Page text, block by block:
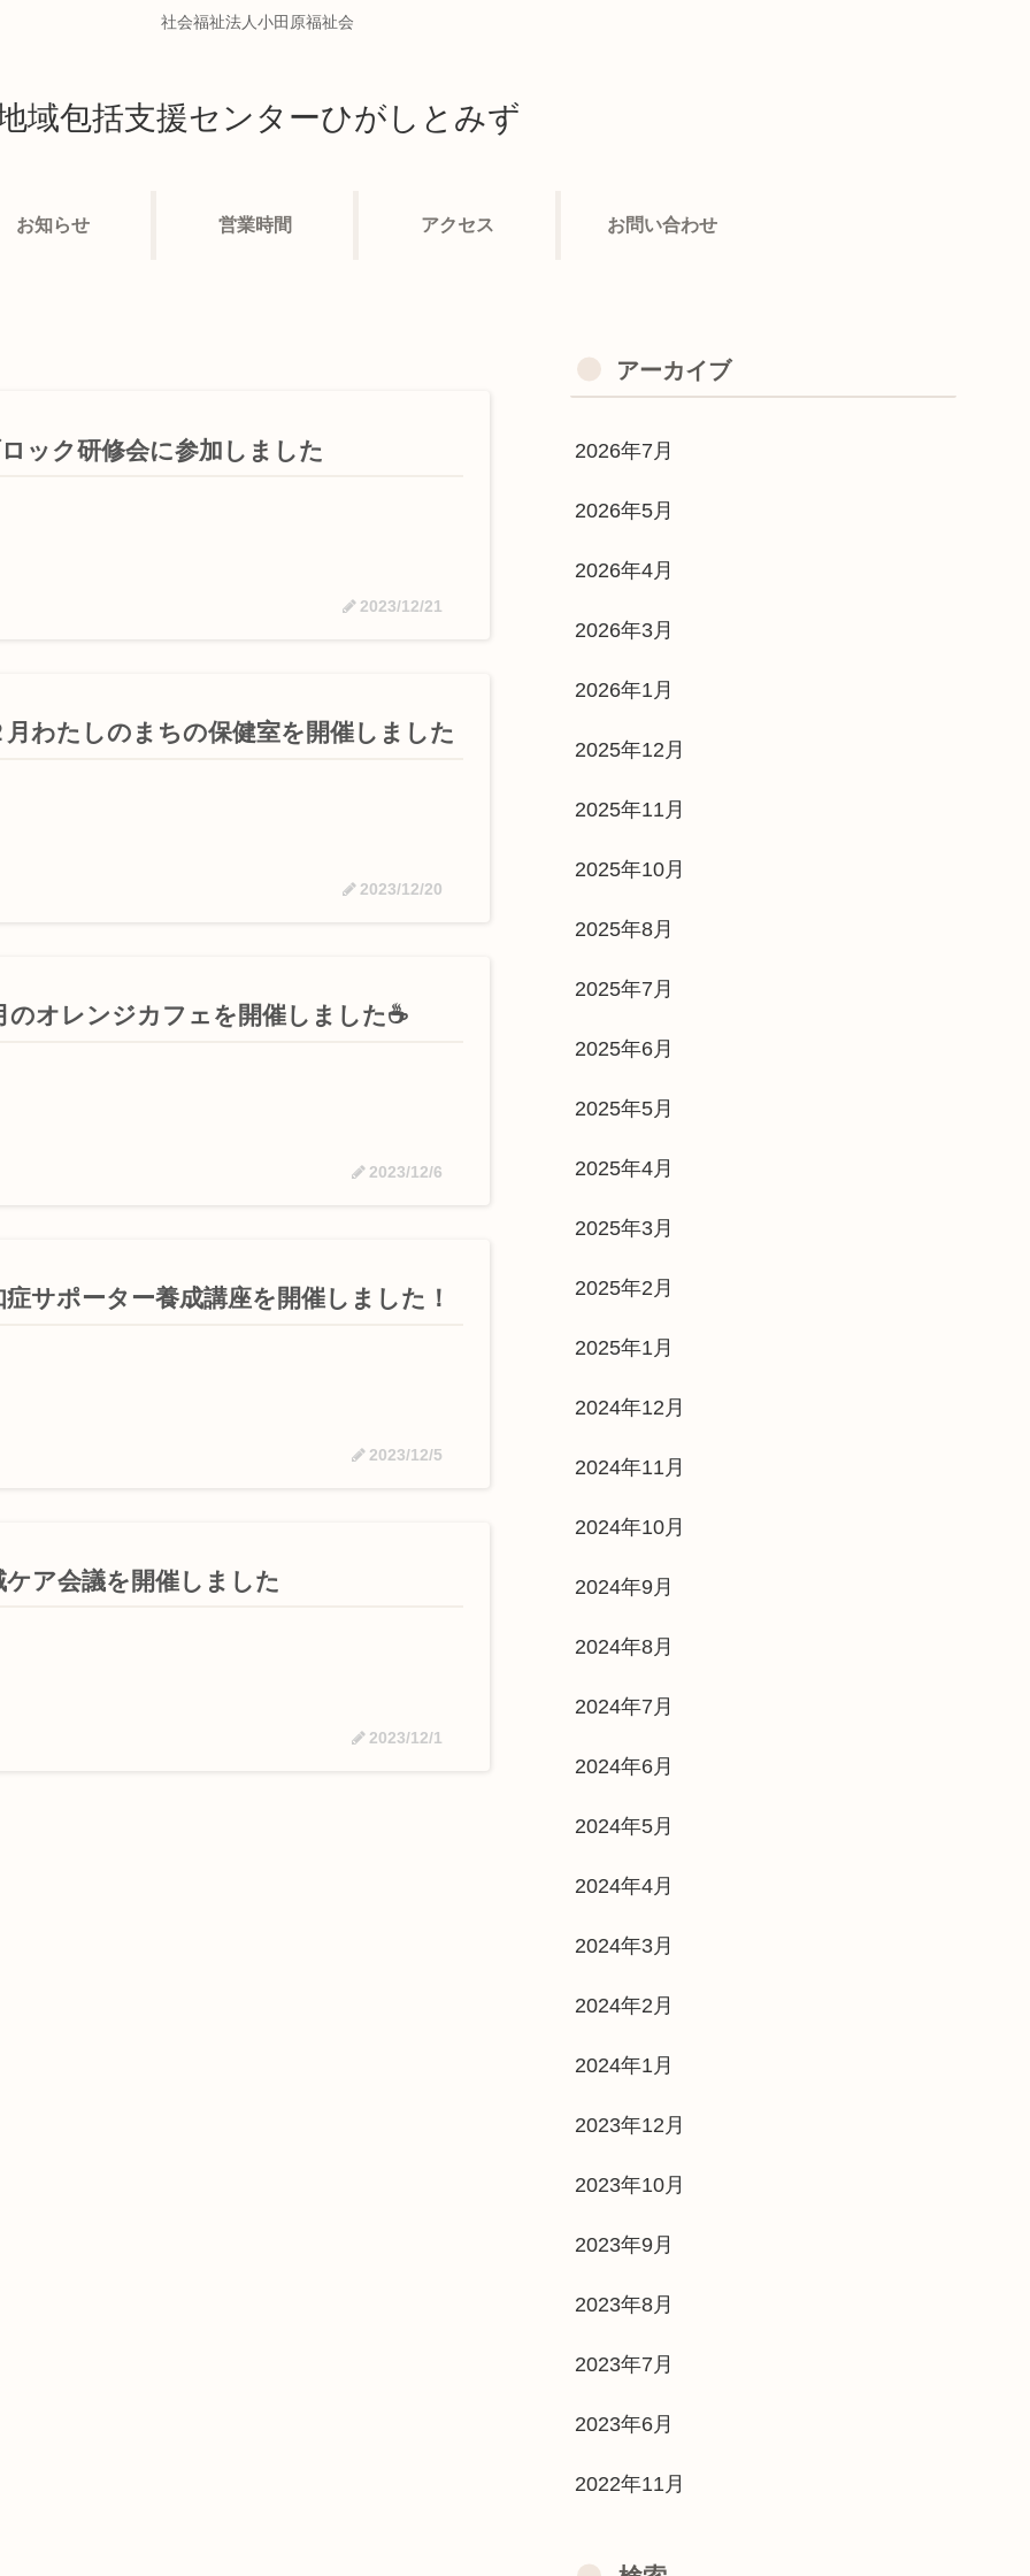
社会福祉法人小田原福祉会
域包括支援センターひがしとみず
お知らせ 営業時間 アクセス お問い合わせ
ック研修会に参加しました
2023/12/21
月わたしのまちの保健室を開催しました
2023/12/20
のオレンジカフェを開催しました☕
2023/12/6
症サポーター養成講座を開催しました！
2023/12/5
ケア会議を開催しました
2023/12/1
アーカイブ
2026年7月
2026年5月
2026年4月
2026年3月
2026年1月
2025年12月
2025年11月
2025年10月
2025年8月
2025年7月
2025年6月
2025年5月
2025年4月
2025年3月
2025年2月
2025年1月
2024年12月
2024年11月
2024年10月
2024年9月
2024年8月
2024年7月
2024年6月
2024年5月
2024年4月
2024年3月
2024年2月
2024年1月
2023年12月
2023年10月
2023年9月
2023年8月
2023年7月
2023年6月
2022年11月